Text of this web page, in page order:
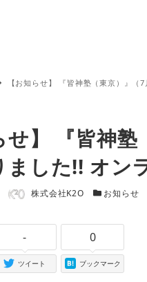
【お知らせ】 『皆神塾（東京）』
せ】 『皆神
ました!! オン
著者 株式会社K2O カテゴリー
お知らせ
-
ツイート
0
ブックマーク